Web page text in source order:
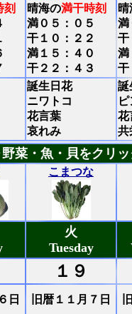
刻
晴海の満干時刻
満０５：０５
干１０：２２
満１５：４０
干２２：４３
満
干
満
干
誕生日花
ニワトコ
花言葉
哀れみ
誕
花
共
菜・魚・貝をクリ
こまつな
火
Tuesday
１９
日 旧暦１１月７日